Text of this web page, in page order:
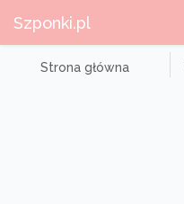
Szponki.pl
Strona główna